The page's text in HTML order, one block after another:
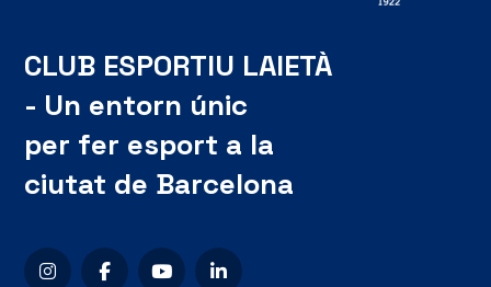
CLUB ESPORTIU LAIETÀ
- Un entorn únic
per fer esport a la
ciutat de Barcelona